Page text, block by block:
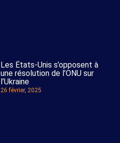
Les États-Unis s’opposent à
une résolution de l’ONU sur
l’Ukraine
26 février, 2025